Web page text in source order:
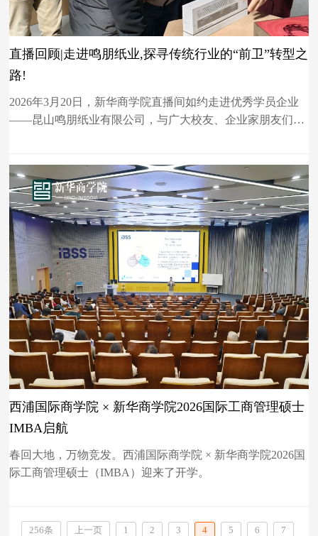
直播回顾|走进鸣朋纸业,探寻传统行业的“前卫”转型之
路!
2026年3月20日，新华商学院直播间如约走进优秀学员企业
——昆山鸣朋纸业有限公司，与广大校友、企业家朋友们一
西浦国际商学院 × 新华商学院2026国际工商管理硕士
IMBA启航
春回大地，万物竞发。西浦国际商学院 × 新华商学院2026国
际工商管理硕士（IMBA）迎来了开学。
256条 上一页 1 2 3 4 5 6 7